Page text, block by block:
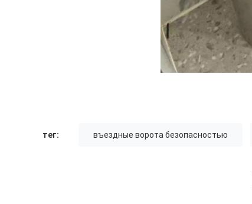
тег: въездные ворота безопасностью